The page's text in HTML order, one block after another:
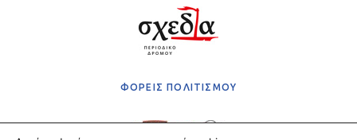
ΦΟΡΕΙΣ ΠΟΛΙΤΙΣΜΟΥ